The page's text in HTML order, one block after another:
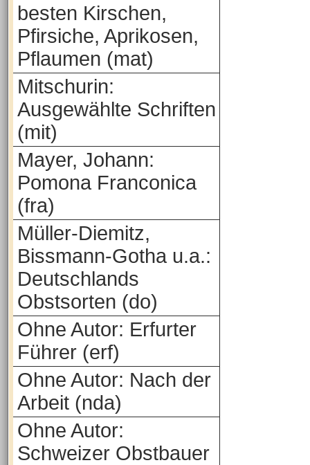
besten Kirschen,
Pfirsiche, Aprikosen,
Pflaumen (mat)
Mitschurin:
Ausgewählte Schriften
(mit)
Mayer, Johann:
Pomona Franconica
(fra)
Müller-Diemitz,
Bissmann-Gotha u.a.:
Deutschlands
Obstsorten (do)
Ohne Autor: Erfurter
Führer (erf)
Ohne Autor: Nach der
Arbeit (nda)
Ohne Autor:
Schweizer Obstbauer